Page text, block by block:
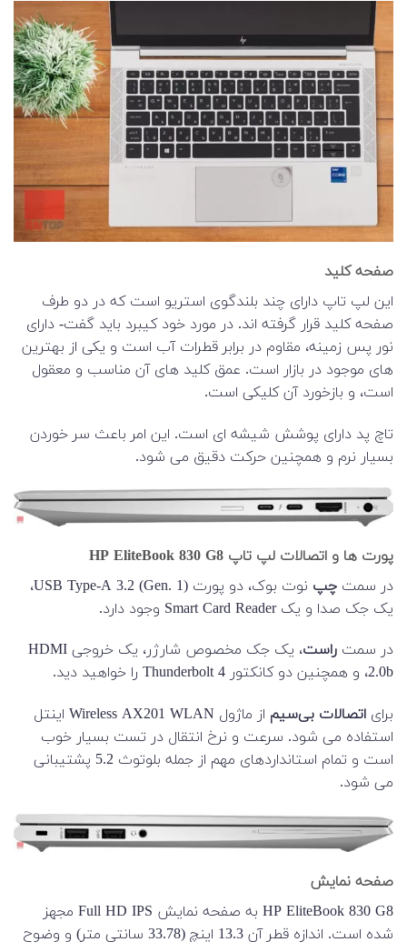
صفحه کلید
این لپ تاپ دارای چند بلندگوی استریو است که در دو طرف
صفحه کلید قرار گرفته اند. در مورد خود کیبرد باید گفت- دارای
نور پس زمینه، مقاوم در برابر قطرات آب است و یکی از بهترین
های موجود در بازار است. عمق کلید های آن مناسب و معقول
است، و بازخورد آن کلیکی است.
تاچ پد دارای پوشش شیشه ای است. این امر باعث سر خوردن
بسیار نرم و همچنین حرکت دقیق می شود.
پورت ها و اتصالات لپ تاپ HP EliteBook 830 G8
در سمت چپ
نوت بوک، دو پورت USB Type-A 3.2 (Gen. 1)،
یک جک صدا و یک Smart Card Reader وجود دارد.
در سمت راست
، یک جک مخصوص شارژر، یک خروجی HDMI
2.0b، و همچنین دو کانکتور Thunderbolt 4 را خواهید دید.
برای اتصالات بی‌سیم
از ماژول Wireless AX201 WLAN اینتل
استفاده می شود. سرعت و نرخ انتقال در تست بسیار خوب
است و تمام استانداردهای مهم از جمله بلوتوث 5.2 پشتیبانی
می شود.
صفحه نمایش
HP EliteBook 830 G8 به صفحه نمایش Full HD IPS مجهز
شده است. اندازه قطر آن 13.3 اینچ (33.78 سانتی متر) و وضوح